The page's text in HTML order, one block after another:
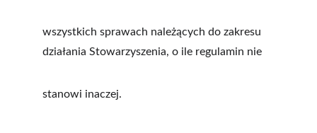
wszystkich sprawach należących do zakresu
działania Stowarzyszenia, o ile regulamin nie
stanowi inaczej.